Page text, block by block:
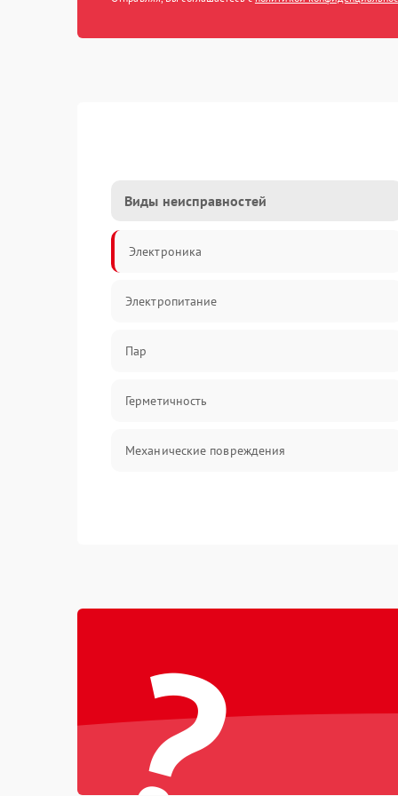
Виды неисправностей
Электроника
Электропитание
Пар
Герметичность
Механические повреждения